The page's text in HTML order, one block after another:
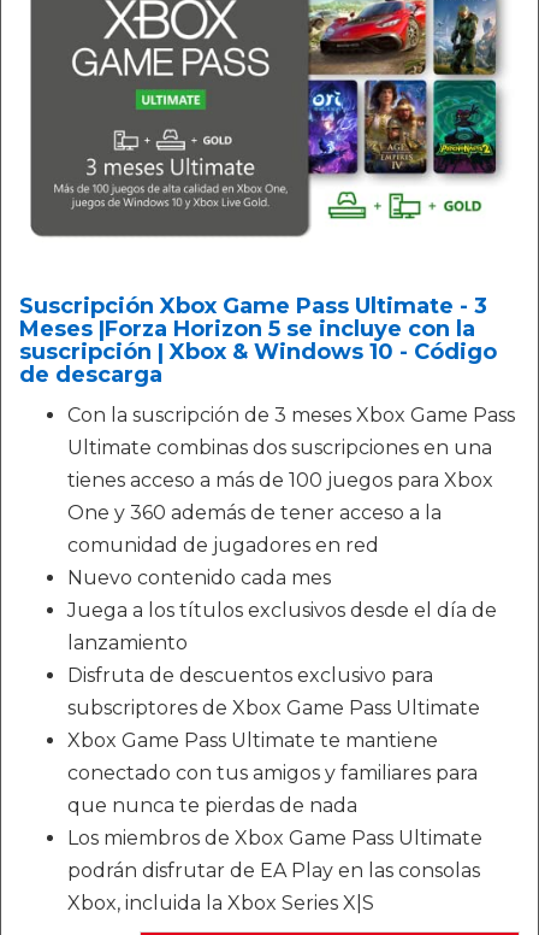
Suscripción Xbox Game Pass Ultimate - 3
Meses |Forza Horizon 5 se incluye con la
suscripción | Xbox & Windows 10 - Código
de descarga
Con la suscripción de 3 meses Xbox Game Pass
Ultimate combinas dos suscripciones en una
tienes acceso a más de 100 juegos para Xbox
One y 360 además de tener acceso a la
comunidad de jugadores en red
Nuevo contenido cada mes
Juega a los títulos exclusivos desde el día de
lanzamiento
Disfruta de descuentos exclusivo para
subscriptores de Xbox Game Pass Ultimate
Xbox Game Pass Ultimate te mantiene
conectado con tus amigos y familiares para
que nunca te pierdas de nada
Los miembros de Xbox Game Pass Ultimate
podrán disfrutar de EA Play en las consolas
Xbox, incluida la Xbox Series X|S